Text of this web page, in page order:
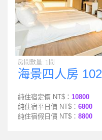
房間數量: 1間
海景四人房 102
純住宿定價 NT$： 10800
純住宿平日價 NT$： 6800
純住宿假日價 NT$： 8800